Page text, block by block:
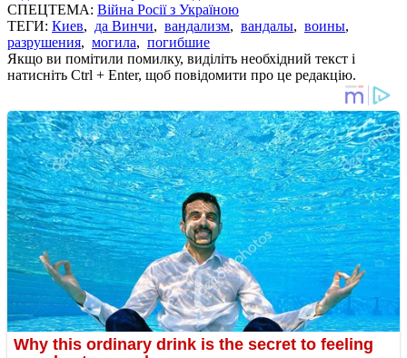
СПЕЦТЕМА: Війна Росії з Україною
ТЕГИ: Киев, да Винчи, вандализм, вандалы, воины,
разрушения, могила, погибшие
Якщо ви помітили помилку, виділіть необхідний текст і
натисніть Ctrl + Enter, щоб повідомити про це редакцію.